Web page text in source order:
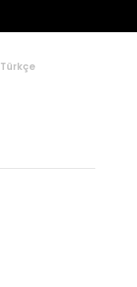
Türkçe